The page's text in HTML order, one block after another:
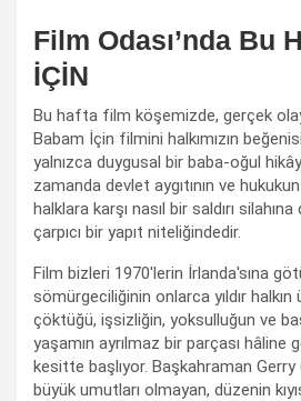
Film Odası’nda Bu
İÇİN
Bu hafta film köşemizde, gerçek
Babam İçin filmini halkımızın
yalnızca duygusal bir baba-oğul
zamanda devlet aygıtının ve
halklara karşı nasıl bir saldırı
çarpıcı bir yapıt niteliğindedir.
Film bizleri 1970'lerin İrlanda'sına
sömürgeciliğinin onlarca yıldır
çöktüğü, işsizliğin, yoksulluğun ve
yaşamın ayrılmaz bir parçası hâline
kesitte başlıyor. Başkahraman
büyük umutları olmayan, düzenin